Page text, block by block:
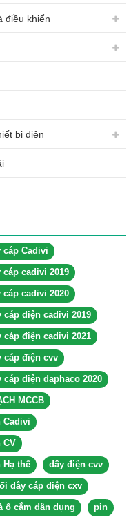
điều khiển
bị điện
cáp Cadivi
cáp cadivi 2019
cáp cadivi 2020
cáp điện cadivi 2019
cáp điện cadivi 2021
cáp điện cvv
cáp điện daphaco 2020
MCCB
Cadivi
CV
Hạ thế dây điện cvv
dây cáp điện cxv
ổ cắm dân dụng pin